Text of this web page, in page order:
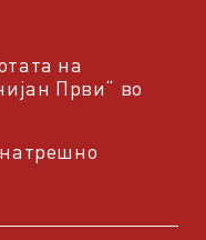
на
Први“ во